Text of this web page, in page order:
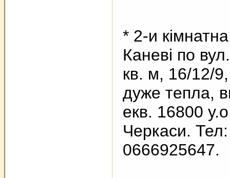
* 2-и
Каневі по
кв. м, 16/12/
дуже тепла,
екв. 16800
Черкаси.
0666925647.